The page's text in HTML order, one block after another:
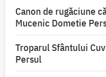
Canon de rugăciune
Mucenic Dometie
Troparul Sfântului
Persul